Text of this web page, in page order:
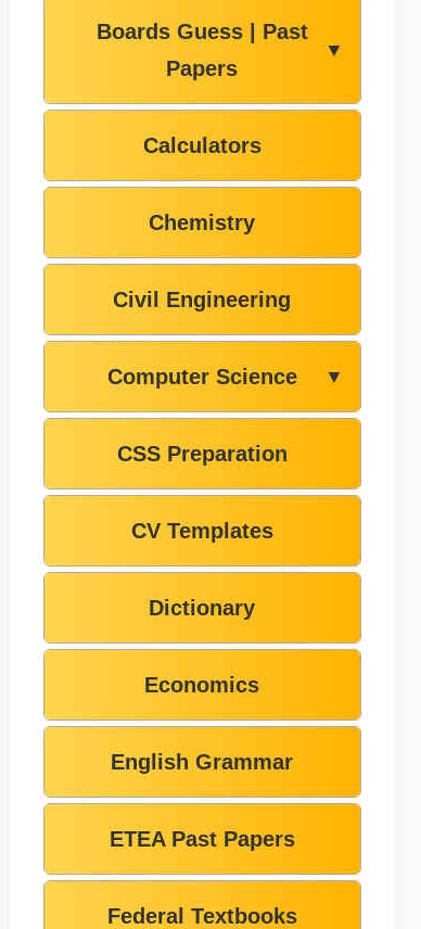
Boards Guess | Past
Papers
▼
Calculators
Chemistry
Civil Engineering
Computer Science ▼
CSS Preparation
CV Templates
Dictionary
Economics
English Grammar
ETEA Past Papers
Federal Textbooks